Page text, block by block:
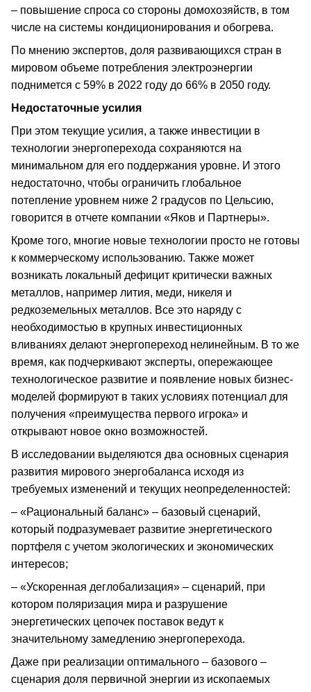
– повышение спроса со стороны домохозяйств, в том
числе на системы кондиционирования и обогрева.
По мнению экспертов, доля развивающихся стран в
мировом объеме потребления электроэнергии
поднимется с 59% в 2022 году до 66% в 2050 году.
Недостаточные усилия
При этом текущие усилия, а также инвестиции в
технологии энергоперехода сохраняются на
минимальном для его поддержания уровне. И этого
недостаточно, чтобы ограничить глобальное
потепление уровнем ниже 2 градусов по Цельсию,
говорится в отчете компании «Яков и Партнеры».
Кроме того, многие новые технологии просто не готовы
к коммерческому использованию. Также может
возникать локальный дефицит критически важных
металлов, например лития, меди, никеля и
редкоземельных металлов. Все это наряду с
необходимостью в крупных инвестиционных
вливаниях делают энергопереход нелинейным. В то же
время, как подчеркивают эксперты, опережающее
технологическое развитие и появление новых бизнес-
моделей формируют в таких условиях потенциал для
получения «преимущества первого игрока» и
открывают новое окно возможностей.
В исследовании выделяются два основных сценария
развития мирового энергобаланса исходя из
требуемых изменений и текущих неопределенностей:
– «Рациональный баланс» – базовый сценарий,
который подразумевает развитие энергетического
портфеля с учетом экологических и экономических
интересов;
– «Ускоренная деглобализация» – сценарий, при
котором поляризация мира и разрушение
энергетических цепочек поставок ведут к
значительному замедлению энергоперехода.
Даже при реализации оптимального – базового –
сценария доля первичной энергии из ископаемых